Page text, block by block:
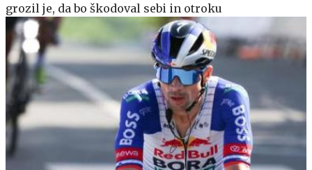
grozil je, da bo škodoval sebi in otroku